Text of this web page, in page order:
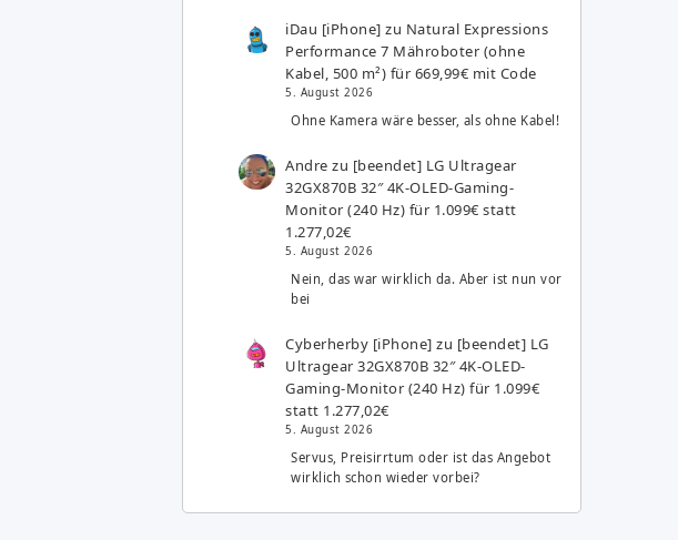
iDau [iPhone] zu Natural Expressions
Performance 7 Mähroboter (ohne
Kabel, 500 m²) für 669,99€ mit Code
5. August 2026
Ohne Kamera wäre besser, als ohne Kabel!
Andre zu [beendet] LG Ultragear
32GX870B 32″ 4K-OLED-Gaming-
Monitor (240 Hz) für 1.099€ statt
1.277,02€
5. August 2026
Nein, das war wirklich da. Aber ist nun vor
bei
Cyberherby [iPhone] zu [beendet] LG
Ultragear 32GX870B 32″ 4K-OLED-
Gaming-Monitor (240 Hz) für 1.099€
statt 1.277,02€
5. August 2026
Servus, Preisirrtum oder ist das Angebot
wirklich schon wieder vorbei?